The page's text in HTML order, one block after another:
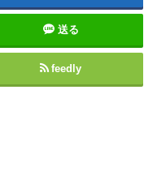
送る
feedly